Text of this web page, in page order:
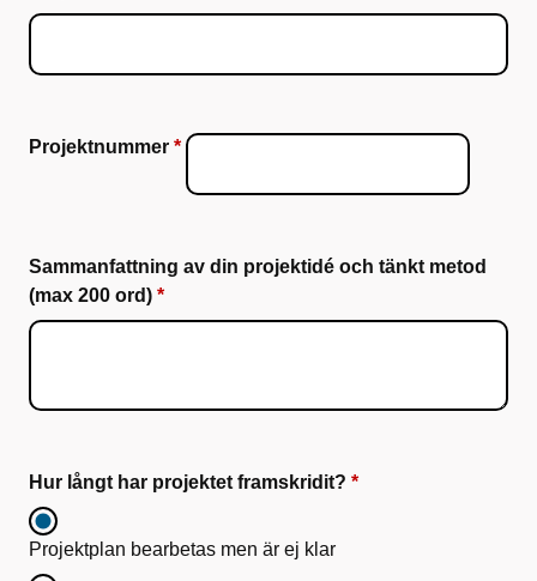
Projektnummer
Sammanfattning av din projektidé och tänkt metod
(max 200 ord)
Hur långt har projektet framskridit?
Projektplan bearbetas men är ej klar